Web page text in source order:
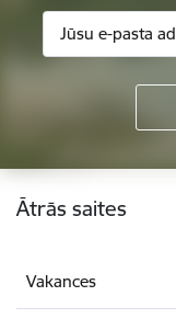
Kājene
Ātrās saites
Vakances